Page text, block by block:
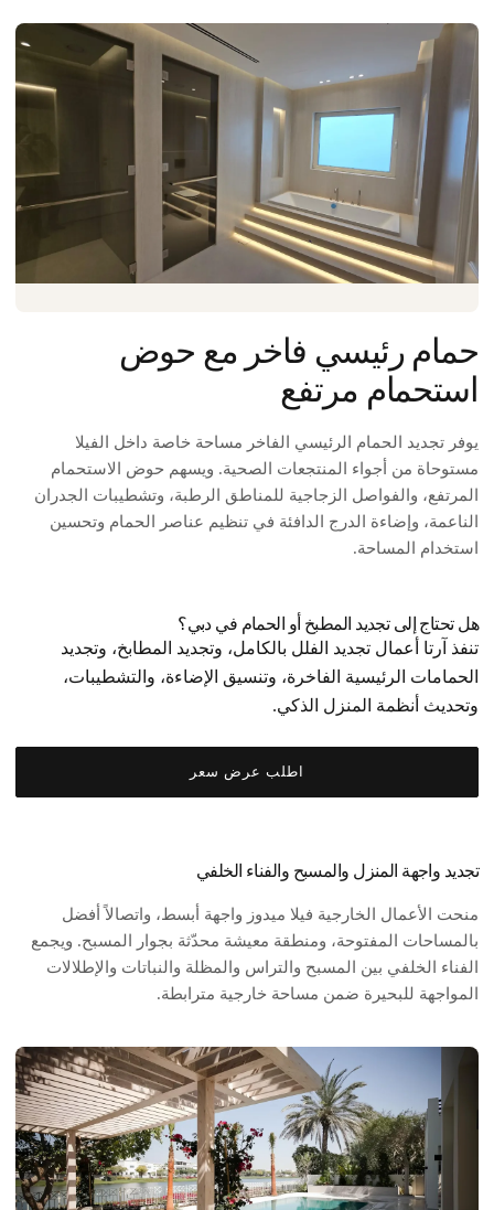
حمام رئيسي فاخر مع حوض
استحمام مرتفع
يوفر تجديد الحمام الرئيسي الفاخر مساحة خاصة داخل الفيلا
مستوحاة من أجواء المنتجعات الصحية. ويسهم حوض الاستحمام
المرتفع، والفواصل الزجاجية للمناطق الرطبة، وتشطيبات الجدران
الناعمة، وإضاءة الدرج الدافئة في تنظيم عناصر الحمام وتحسين
استخدام المساحة.
هل تحتاج إلى تجديد المطبخ أو الحمام في دبي؟
تنفذ آرتا أعمال تجديد الفلل بالكامل، وتجديد المطابخ، وتجديد
الحمامات الرئيسية الفاخرة، وتنسيق الإضاءة، والتشطيبات،
وتحديث أنظمة المنزل الذكي.
اطلب عرض سعر
تجديد واجهة المنزل والمسبح والفناء الخلفي
منحت الأعمال الخارجية فيلا ميدوز واجهة أبسط، واتصالاً أفضل
بالمساحات المفتوحة، ومنطقة معيشة محدّثة بجوار المسبح. ويجمع
الفناء الخلفي بين المسبح والتراس والمظلة والنباتات والإطلالات
المواجهة للبحيرة ضمن مساحة خارجية مترابطة.